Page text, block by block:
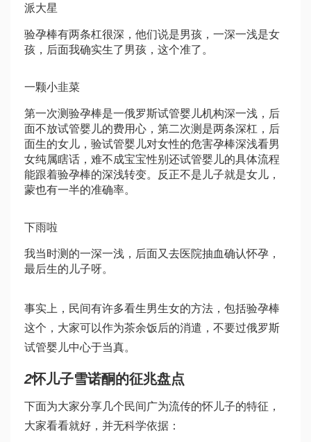
派大星
验孕棒有两条杠很深，他们说是男孩，一深一浅是女
孩，后面我确实生了男孩，这个准了。
一颗小韭菜
第一次测验孕棒是一俄罗斯试管婴儿机构深一浅，后
面不放试管婴儿的费用心，第二次测是两条深杠，后
面生的女儿，验试管婴儿对女性的危害孕棒深浅看男
女纯属瞎话，难不成宝宝性别还试管婴儿的具体流程
能跟着验孕棒的深浅转变。反正不是儿子就是女儿，
蒙也有一半的准确率。
下雨啦
我当时测的一深一浅，后面又去医院抽血确认怀孕，
最后生的儿子呀。
事实上，民间有许多看生男生女的方法，包括验孕棒
这个，大家可以作为茶余饭后的消遣，不要过俄罗斯
试管婴儿中心于当真。
2怀儿子雪诺酮的征兆盘点
下面为大家分享几个民间广为流传的怀儿子的特征，
大家看看就好，并无科学依据：